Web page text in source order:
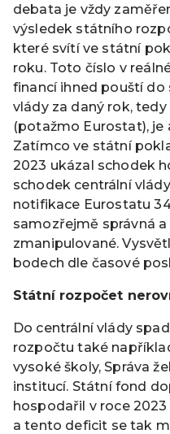
debata je vždy
výsledek státního
které svítí ve státní
roku. Toto číslo v
financí ihned pouští do
vlády za daný rok, tedy
(potažmo Eurostat), je
Zatímco ve státní
2023 ukázal schodek
schodek centrální
notifikace Eurostatu
samozřejmě správná
zmanipulované.
bodech dle časové
Státní rozpočet
Do centrální vlády
rozpočtu také
vysoké školy, Správa
institucí. Státní fond
hospodařil v roce
a tento deficit se tak